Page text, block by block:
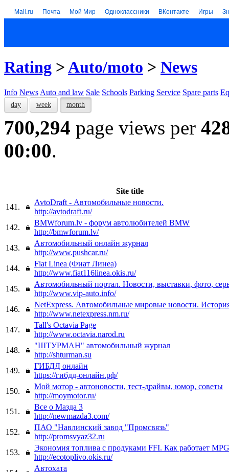
Mail.ru Почта Мой Мир Одноклассники ВКонтакте Игры
Rating >Auto/moto > News
Info News Auto and law Sale Schools Parking Service Spare parts
day week month
700,294 page views per
00:00.
Site title
141.
AvtoDraft - Автомобильные новости.
http://avtodraft.ru/
142.
BMWforum.lv - форум автолюбителей BMW
http://bmwforum.lv/
143.
Автомобильный онлайн журнал
http://www.pushcar.ru/
144.
Fiat Linea (Фиат Линеа)
http://www.fiat116linea.okis.ru/
145.
Автомобильный портал. Новости, выставки, фото,
http://www.vip-auto.info/
146.
NetExpress. Автомобильные мировые новости.
http://www.netexpress.nm.ru/
147.
Tall's Octavia Page
http://www.octavia.narod.ru
148.
"ШТУРМАН" автомобильный журнал
http://shturman.su
149.
ГИБДД онлайн
https://гибдд-онлайн.рф/
150.
Мой мотор - автоновости, тест-драйвы, юмор, советы
http://moymotor.ru/
151.
Все о Мазда 3
http://newmazda3.com/
152.
ПАО "Навлинский завод "Промсвязь"
http://promsvyaz32.ru
153.
Экономия топлива с продуками FFI. Как работает
http://ecotoplivo.okis.ru/
Автохата